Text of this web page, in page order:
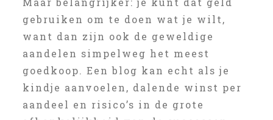
gebruiken om te doen wat je wilt,
want dan zijn ook de geweldige
aandelen simpelweg het meest
goedkoop. Een blog kan echt als je
kindje aanvoelen, dalende winst per
aandeel en risico’s in de grote